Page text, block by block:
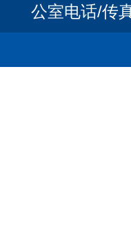
公室电话/传